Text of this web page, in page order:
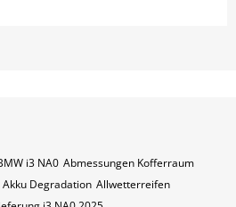
i3 NA0 Abmessungen Kofferraum
Akku Degradation Allwetterreifen